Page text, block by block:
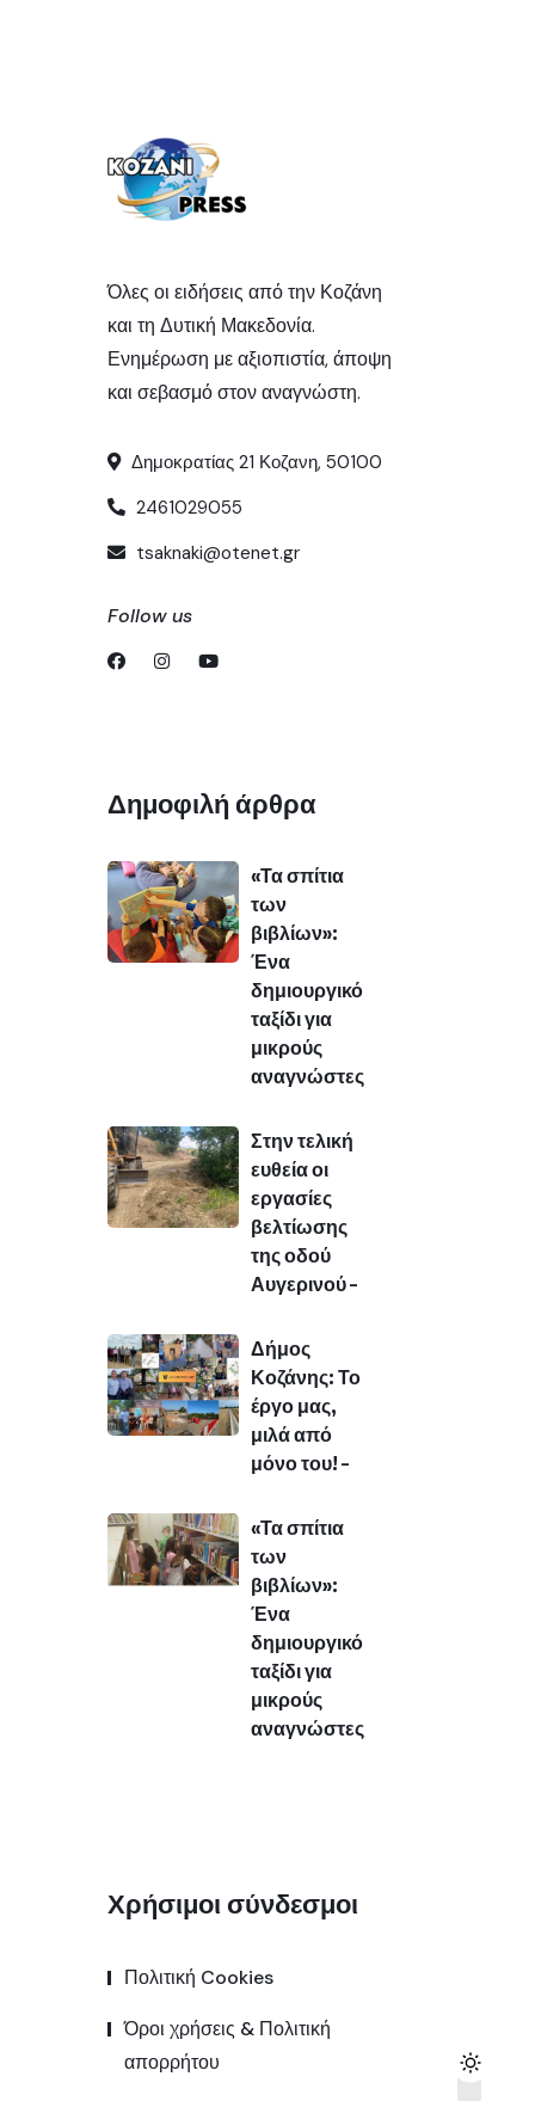
Όλες οι ειδήσεις από την Κοζάνη
και τη Δυτική Μακεδονία.
Ενημέρωση με αξιοπιστία, άποψη
και σεβασμό στον αναγνώστη.
Δημοκρατίας 21 Κοζανη, 50100
2461029055
tsaknaki@otenet.gr
Follow us
Δημοφιλή άρθρα
«Τα σπίτια
των
βιβλίων»:
Ένα
δημιουργικό
ταξίδι για
μικρούς
αναγνώστες
Στην τελική
ευθεία οι
εργασίες
βελτίωσης
της οδού
Αυγερινού –
Δήμος
Κοζάνης: Το
έργο μας,
μιλά από
μόνο του! –
«Τα σπίτια
των
βιβλίων»:
Ένα
δημιουργικό
ταξίδι για
μικρούς
αναγνώστες
Χρήσιμοι σύνδεσμοι
Πολιτική Cookies
Όροι χρήσεις & Πολιτική
απορρήτου